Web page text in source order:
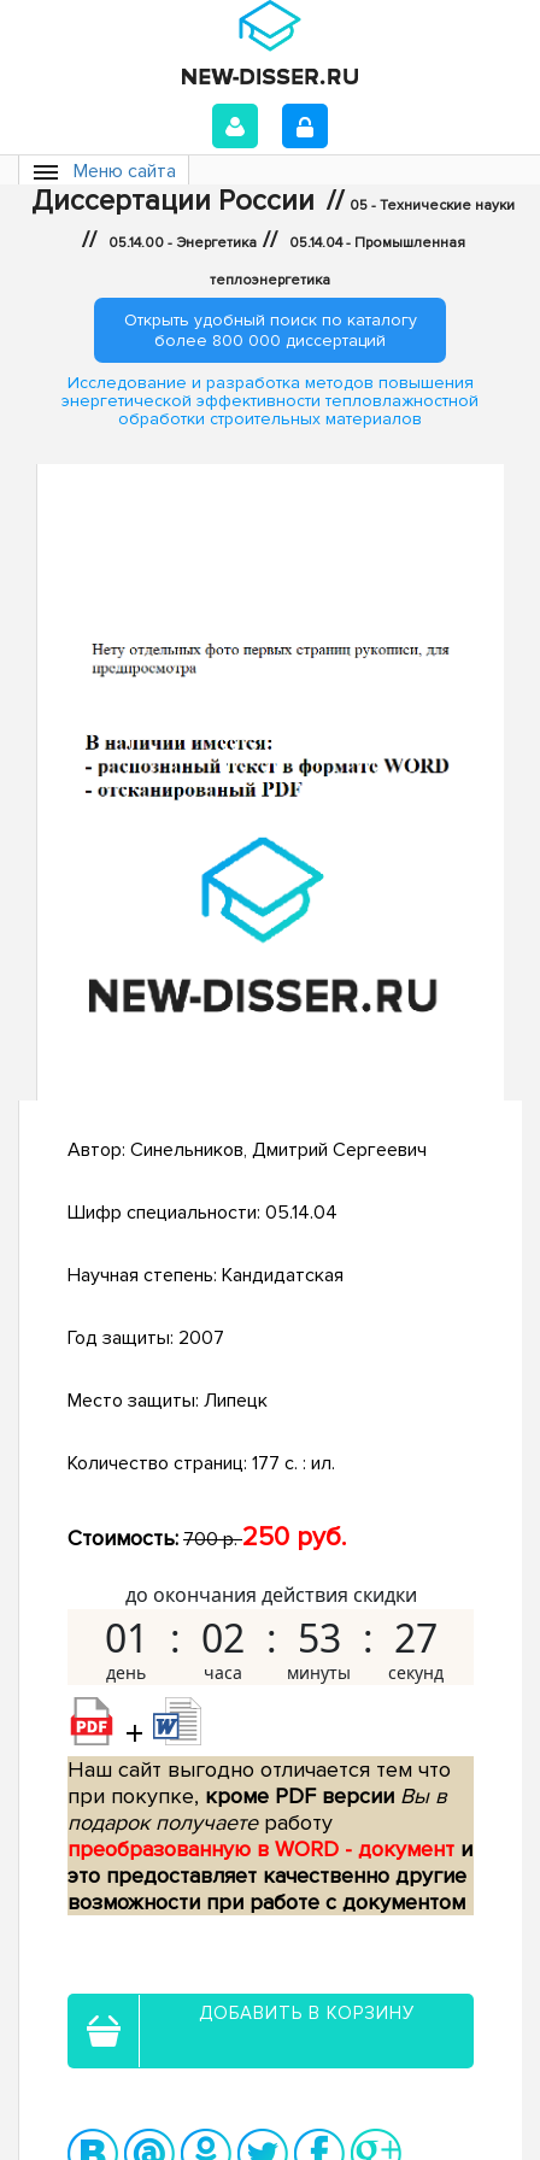
Меню сайта
Диссертации России // 05 - Технические науки
// 05.14.00 - Энергетика // 05.14.04 - Промышленная
теплоэнергетика
Открыть удобный поиск по каталогу
более 800 000 диссертаций
Исследование и разработка методов повышения
энергетической эффективности тепловлажностной
обработки строительных материалов
Автор: Синельников, Дмитрий Сергеевич
Шифр специальности: 05.14.04
Научная степень: Кандидатская
Год защиты: 2007
Место защиты: Липецк
Количество страниц: 177 с. : ил.
Стоимость: 700 р.250 руб.
до окончания действия скидки
01 02 53 26
+
Наш сайт выгодно отличается тем что
при покупке, кроме PDF версии Вы в
подарок получаетеработу
преобразованную в WORD - документ и
это предоставляет качественно другие
возможности при работе с документом
ДОБАВИТЬ В КОРЗИНУ